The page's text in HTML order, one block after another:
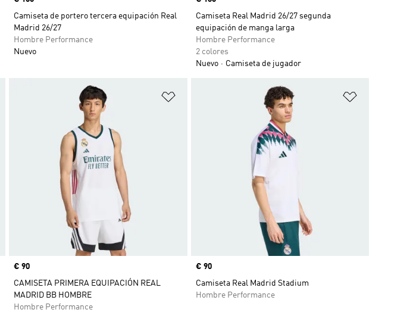
Camiseta de portero tercera equipación Real
Madrid 26/27
Hombre Performance
Nuevo
Camiseta Real Madrid 26/27 segunda
equipación de manga larga
Hombre Performance
2 colores
Nuevo
Camiseta de jugador
Añadir a la lista de deseos Añadir a la lista de deseos
Precio
€ 90
CAMISETA PRIMERA EQUIPACIÓN REAL
MADRID BB HOMBRE
Hombre Performance
Precio
€ 90
Camiseta Real Madrid Stadium
Hombre Performance